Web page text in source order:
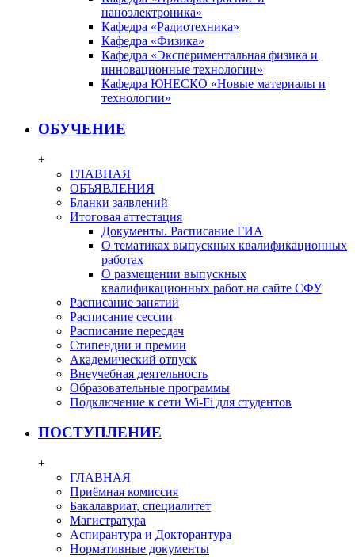
наноэлектроника»
Кафедра «Радиотехника»
Кафедра «Физика»
Кафедра «Экспериментальная физика и
инновационные технологии»
Кафедра ЮНЕСКО «Новые материалы и
технологии»
ОБУЧЕНИЕ
+
ГЛАВНАЯ
ОБЪЯВЛЕНИЯ
Бланки заявлений
Итоговая аттестация
Документы. Расписание ГИА
О тематиках выпускных квалификационных
работах
О размещении выпускных
квалификационных работ на сайте СФУ
Расписание занятий
Расписание сессии
Расписание пересдач
Стипендии и премии
Академический отпуск
Внеучебная деятельность
Образовательные программы
Подключение к сети Wi-Fi для студентов
ПОСТУПЛЕНИЕ
+
ГЛАВНАЯ
Приёмная комиссия
Бакалавриат, специалитет
Магистратура
Аспирантура и Докторантура
Нормативные документы